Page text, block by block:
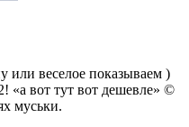
или веселое показываем )
«а вот тут вот дешевле» ©
муськи.